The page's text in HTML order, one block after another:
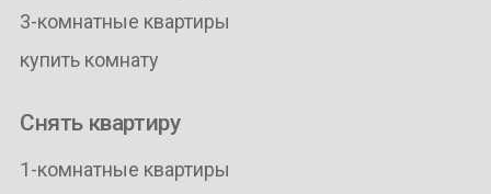
3-комнатные квартиры
купить комнату
Снять квартиру
1-комнатные квартиры